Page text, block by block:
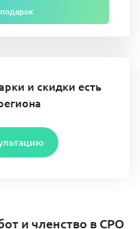
и скидки есть
и членство в СРО